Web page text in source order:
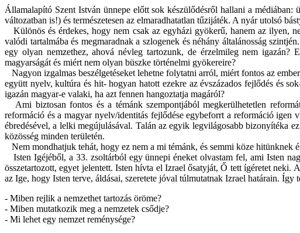
Államalapító Szent István ünnepe előtt sok készülődésről hallani a médiában:
változatban is!) és természetesen az elmaradhatatlan tűzijáték. A nyár utolsó
Különös és érdekes, hogy nem csak az egyházi gyökerű, hanem az ilyen,
valódi tartalmába és megmaradnak a szlogenek és néhány általánosság
egy olyan nemzethez, ahová névleg tartozunk, de érzelmileg nem
magyarságát és miért nem olyan büszke történelmi gyökereire?
Nagyon izgalmas beszélgetéseket lehetne folytatni arról, miért fontos az
együtt nyelv, kultúra és hit- hogyan hatott ezekre az évszázados fejlődés és
igazán magyar-e valaki, ha azt fennen hangoztatja magáról?
Ami biztosan fontos és a témánk szempontjából megkerülhetetlen
reformáció és a magyar nyelv/identitás fejlődése egybeforrt a reformáció
ébredésével, a lelki megújulásával. Talán az egyik legvilágosabb bizonyítéka
közösség minden területén.
Nem mondhatjuk tehát, hogy ez nem a mi témánk, és semmi köze hitünknek
Isten Igéjéből, a 33. zsoltárból egy ünnepi éneket olvastam fel, ami Isten
összetartozott, egyet jelentett. Isten hívta el Izrael ősatyját, Ő tett ígéretet
az Ige, hogy Isten terve, áldásai, szeretete jóval túlmutatnak Izrael határain.
- Miben rejlik a nemzethet tartozás öröme?
- Miben mutatkozik meg a nemzetek csődje?
- Mi lehet egy nemzet reménysége?